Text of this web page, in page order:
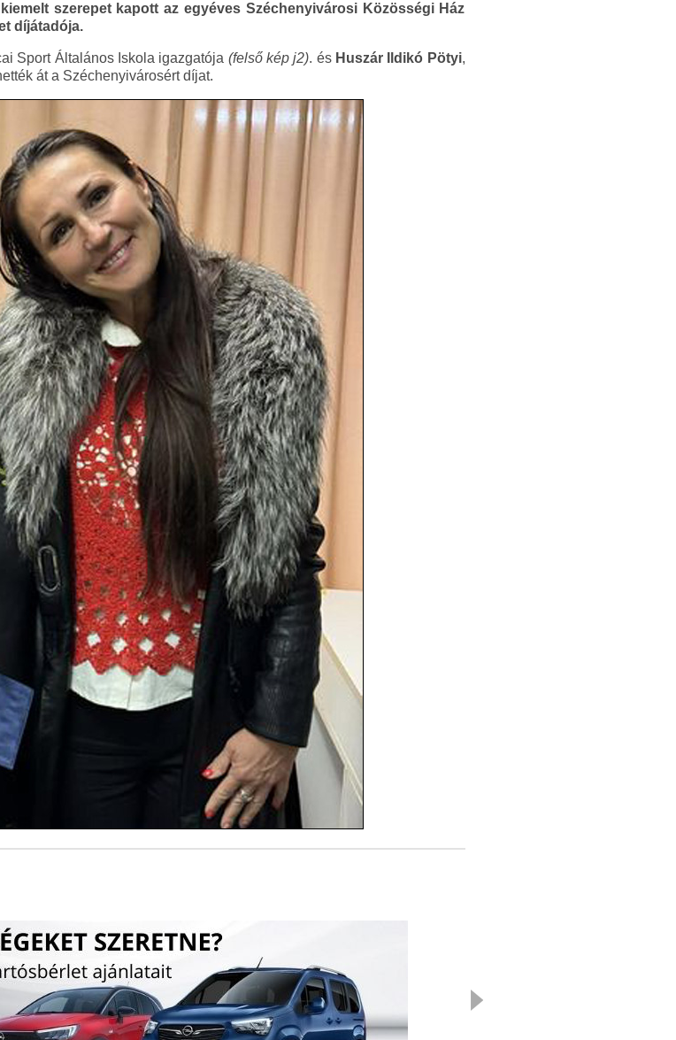
szerepet kapott az egyéves Széchenyivárosi Közösségi Ház
díjátadója.
Sport Általános Iskola igazgatója (felső kép j2). és Huszár Ildikó Pötyi,
át a Széchenyivárosért díjat.